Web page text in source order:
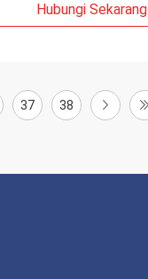
Hubungi Sekarang
37 38